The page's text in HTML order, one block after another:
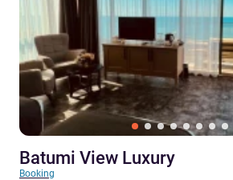
Batumi View Luxury
Booking